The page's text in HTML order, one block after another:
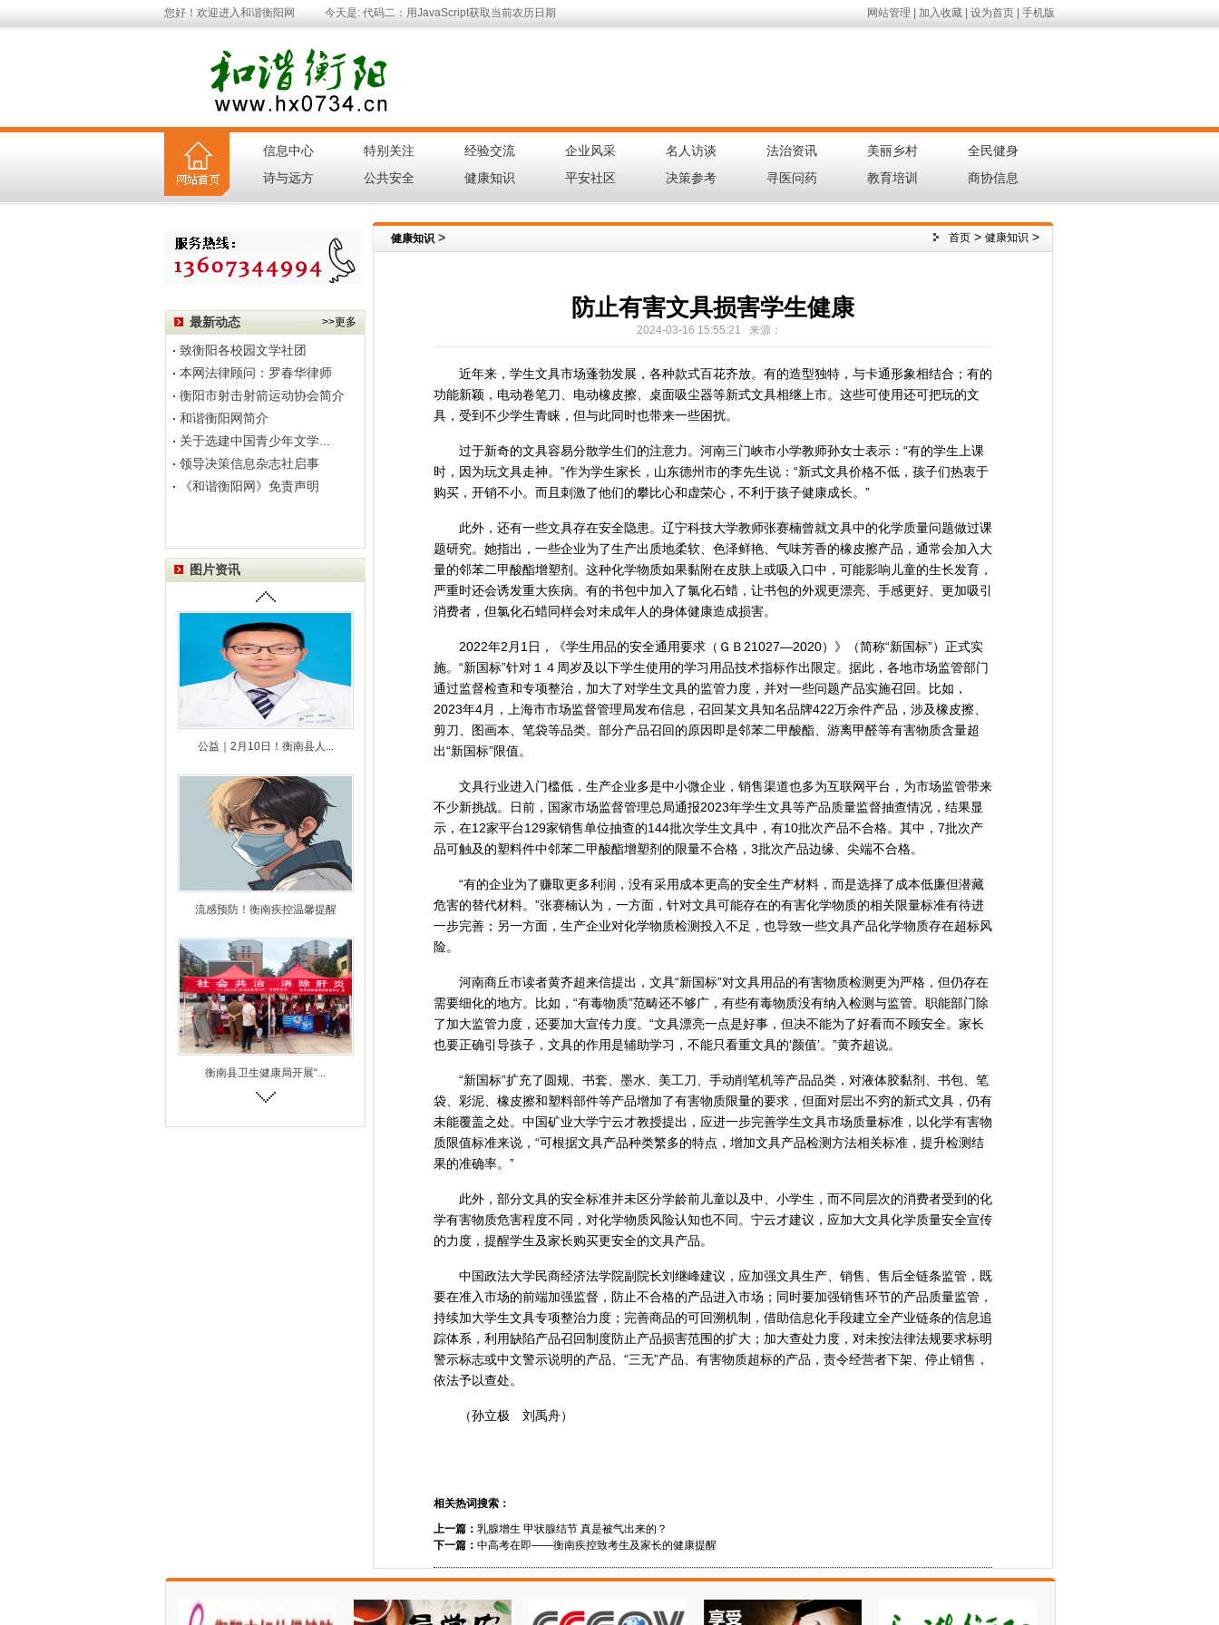
您好！欢迎进入和谐衡阳网 今天是: 代码二：用JavaScript获取当前农历日期 网站管理 加入收藏 设为首页 手机版
信息中心 特别关注 经验交流 企业风采 名人访谈 法治资讯 美丽乡村 全民健身
诗与远方 公共安全 健康知识 平安社区 决策参考 寻医问药 教育培训 商协信息
最新动态 >>更多
致衡阳各校园文学社团
本网法律顾问：罗春华律师
衡阳市射击射箭运动协会简介
和谐衡阳网简介
关于选建中国青少年文学...
领导决策信息杂志社启事
《和谐衡阳网》免责声明
图片资讯
公益｜2月10日！衡南县人...
流感预防！衡南疾控温馨提醒
衡南县卫生健康局开展“...
健康知识 > 首页 > 健康知识 >
防止有害文具损害学生健康
2024-03-16 15:55:21 来源：
近年来，学生文具市场蓬勃发展，各种款式百花齐放。有的造型独特，与卡通形象相结合；有的
功能新颖，电动卷笔刀、电动橡皮擦、桌面吸尘器等新式文具相继上市。这些可使用还可把玩的文
具，受到不少学生青睐，但与此同时也带来一些困扰。
过于新奇的文具容易分散学生们的注意力。河南三门峡市小学教师孙女士表示：“有的学生上课
时，因为玩文具走神。”作为学生家长，山东德州市的李先生说：“新式文具价格不低，孩子们热衷于
购买，开销不小。而且刺激了他们的攀比心和虚荣心，不利于孩子健康成长。”
此外，还有一些文具存在安全隐患。辽宁科技大学教师张赛楠曾就文具中的化学质量问题做过课
题研究。她指出，一些企业为了生产出质地柔软、色泽鲜艳、气味芳香的橡皮擦产品，通常会加入大
量的邻苯二甲酸酯增塑剂。这种化学物质如果黏附在皮肤上或吸入口中，可能影响儿童的生长发育，
严重时还会诱发重大疾病。有的书包中加入了氯化石蜡，让书包的外观更漂亮、手感更好、更加吸引
消费者，但氯化石蜡同样会对未成年人的身体健康造成损害。
2022年2月1日，《学生用品的安全通用要求（ＧＢ21027—2020）》（简称“新国标”）正式实
施。“新国标”针对１４周岁及以下学生使用的学习用品技术指标作出限定。据此，各地市场监管部门
通过监督检查和专项整治，加大了对学生文具的监管力度，并对一些问题产品实施召回。比如，
2023年4月，上海市市场监督管理局发布信息，召回某文具知名品牌422万余件产品，涉及橡皮擦、
剪刀、图画本、笔袋等品类。部分产品召回的原因即是邻苯二甲酸酯、游离甲醛等有害物质含量超
出“新国标”限值。
文具行业进入门槛低，生产企业多是中小微企业，销售渠道也多为互联网平台，为市场监管带来
不少新挑战。日前，国家市场监督管理总局通报2023年学生文具等产品质量监督抽查情况，结果显
示，在12家平台129家销售单位抽查的144批次学生文具中，有10批次产品不合格。其中，7批次产
品可触及的塑料件中邻苯二甲酸酯增塑剂的限量不合格，3批次产品边缘、尖端不合格。
“有的企业为了赚取更多利润，没有采用成本更高的安全生产材料，而是选择了成本低廉但潜藏
危害的替代材料。”张赛楠认为，一方面，针对文具可能存在的有害化学物质的相关限量标准有待进
一步完善；另一方面，生产企业对化学物质检测投入不足，也导致一些文具产品化学物质存在超标风
险。
河南商丘市读者黄齐超来信提出，文具“新国标”对文具用品的有害物质检测更为严格，但仍存在
需要细化的地方。比如，“有毒物质”范畴还不够广，有些有毒物质没有纳入检测与监管。职能部门除
了加大监管力度，还要加大宣传力度。“文具漂亮一点是好事，但决不能为了好看而不顾安全。家长
也要正确引导孩子，文具的作用是辅助学习，不能只看重文具的‘颜值’。”黄齐超说。
“新国标”扩充了圆规、书套、墨水、美工刀、手动削笔机等产品品类，对液体胶黏剂、书包、笔
袋、彩泥、橡皮擦和塑料部件等产品增加了有害物质限量的要求，但面对层出不穷的新式文具，仍有
未能覆盖之处。中国矿业大学宁云才教授提出，应进一步完善学生文具市场质量标准，以化学有害物
质限值标准来说，“可根据文具产品种类繁多的特点，增加文具产品检测方法相关标准，提升检测结
果的准确率。”
此外，部分文具的安全标准并未区分学龄前儿童以及中、小学生，而不同层次的消费者受到的化
学有害物质危害程度不同，对化学物质风险认知也不同。宁云才建议，应加大文具化学质量安全宣传
的力度，提醒学生及家长购买更安全的文具产品。
中国政法大学民商经济法学院副院长刘继峰建议，应加强文具生产、销售、售后全链条监管，既
要在准入市场的前端加强监督，防止不合格的产品进入市场；同时要加强销售环节的产品质量监管，
持续加大学生文具专项整治力度；完善商品的可回溯机制，借助信息化手段建立全产业链条的信息追
踪体系，利用缺陷产品召回制度防止产品损害范围的扩大；加大查处力度，对未按法律法规要求标明
警示标志或中文警示说明的产品、“三无”产品、有害物质超标的产品，责令经营者下架、停止销售，
依法予以查处。
（孙立极 刘禹舟）
相关热词搜索：
上一篇： 乳腺增生 甲状腺结节 真是被气出来的？
下一篇： 中高考在即——衡南疾控致考生及家长的健康提醒